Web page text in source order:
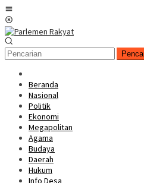
Loncat
ke
konten
Beranda
Nasional
Politik
Ekonomi
Megapolitan
Agama
Budaya
Daerah
Hukum
Info Desa